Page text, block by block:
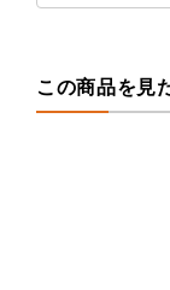
この商品を見